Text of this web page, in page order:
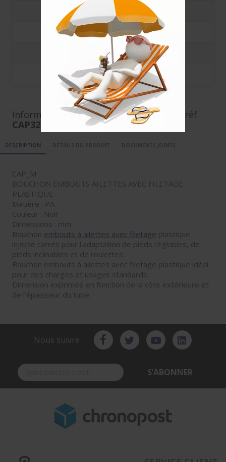
250
0.5524 €
500
0.386 €
0.3333 €
5000
0.2878 €
Informations complémentaires pour la réf
CAP3232_1.5_2_M10
DESCRIPTION
CAP_M
BOUCHON EMBOUTS AILETTES AVEC FILETAGE
PLASTIQUE
Matière : PA
Couleur : Noir
Dimensions : mm
Bouchon embouts à ailettes avec filetage plastique
injecté carrés pour l'adaptation de pieds réglables, de
pieds inclinables et de roulettes.
Bouchon embouts à ailettes avec filetage plastique idéal
pour des charges et usages standards.
Dimension exprimée en fonction de la côte extérieure et
de l'épaisseur du tube.
Nous suivre
S’ABONNER